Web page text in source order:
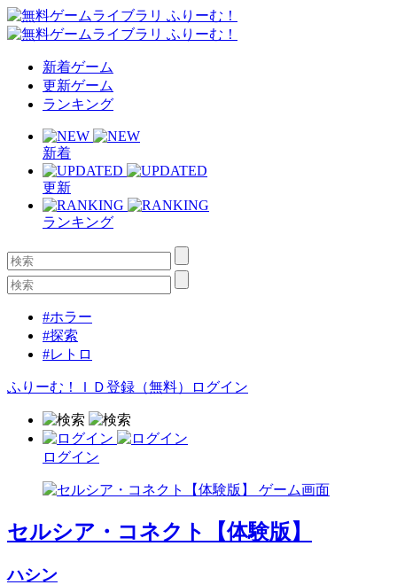
新着ゲーム
更新ゲーム
ランキング
新着
更新
ランキング
#ホラー
#探索
#レトロ
ふりーむ！ＩＤ登録（無料） ログイン
ログイン
セルシア・コネクト【体験版】
ハシン